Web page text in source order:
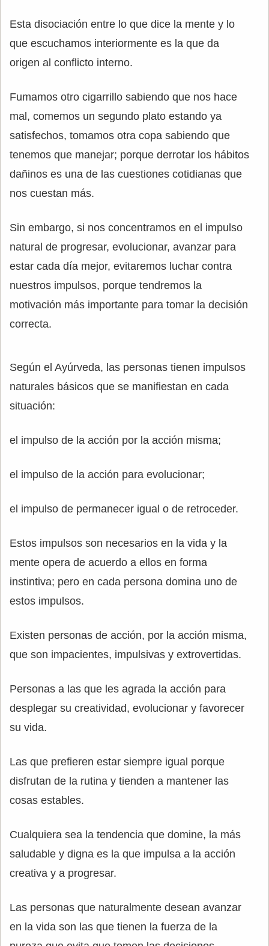
Esta disociación entre lo que dice la mente y lo
que escuchamos interiormente es la que da
origen al conflicto interno.
Fumamos otro cigarrillo sabiendo que nos hace
mal, comemos un segundo plato estando ya
satisfechos, tomamos otra copa sabiendo que
tenemos que manejar; porque derrotar los hábitos
dañinos es una de las cuestiones cotidianas que
nos cuestan más.
Sin embargo, si nos concentramos en el impulso
natural de progresar, evolucionar, avanzar para
estar cada día mejor, evitaremos luchar contra
nuestros impulsos, porque tendremos la
motivación más importante para tomar la decisión
correcta.
Según el Ayúrveda, las personas tienen impulsos
naturales básicos que se manifiestan en cada
situación:
el impulso de la acción por la acción misma;
el impulso de la acción para evolucionar;
el impulso de permanecer igual o de retroceder.
Estos impulsos son necesarios en la vida y la
mente opera de acuerdo a ellos en forma
instintiva; pero en cada persona domina uno de
estos impulsos.
Existen personas de acción, por la acción misma,
que son impacientes, impulsivas y extrovertidas.
Personas a las que les agrada la acción para
desplegar su creatividad, evolucionar y favorecer
su vida.
Las que prefieren estar siempre igual porque
disfrutan de la rutina y tienden a mantener las
cosas estables.
Cualquiera sea la tendencia que domine, la más
saludable y digna es la que impulsa a la acción
creativa y a progresar.
Las personas que naturalmente desean avanzar
en la vida son las que tienen la fuerza de la